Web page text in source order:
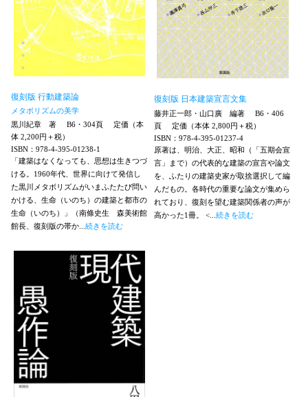
復刻版 行動建築論
メタボリズムの美学
黒川紀章 著
B6・304頁
定価（本
体 2,200円＋税）
ISBN：978-4-395-01238-1
「建築はなくなっても、思想は生きつづ
ける。1960年代、世界に向けて発信し
た黒川メタボリズムがいまふたたび問い
かける、生命（いのち）の建築と都市の
生命（いのち）」（南條史生 森美術館
館長、復刻版の帯か... 続きを読む
復刻版 日本建築宣言文集
藤井正一郎・山口廣 編著
B6・406
頁
定価（本体 2,800円＋税）
ISBN：978-4-395-01237-4
原著は、明治、大正、昭和（「五期会宣
言」まで）の代表的な建築の宣言や論文
を、ふたりの建築史家が取捨選択して編
んだもの。各時代の重要な論文が集めら
れており、復刻を望む建築関係者の声が
高かった1冊。 <... 続きを読む